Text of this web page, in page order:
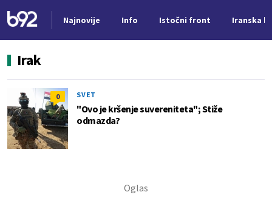
Najnovije Info Istočni front Iranska
Irak
0 SVET
"Ovo je kršenje suvereniteta"; Stiže
odmazda?